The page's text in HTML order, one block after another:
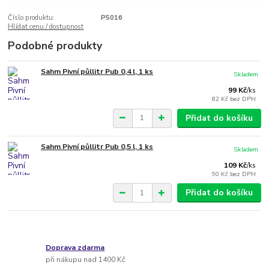
Číslo produktu:
P5016
Hlídat cenu / dostupnost
Podobné produkty
Sahm Pivní půllitr Pub 0,4 l, 1 ks
99 Kč/ks
82 Kč bez DPH
Skladem
Přidat do košíku
Sahm Pivní půllitr Pub 0,5 l, 1 ks
109 Kč/ks
90 Kč bez DPH
Skladem
Přidat do košíku
Doprava zdarma
při nákupu nad 1400 Kč